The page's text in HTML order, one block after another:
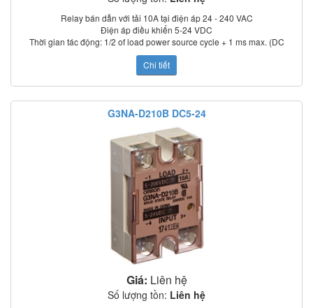
Relay bán dẫn với tải 10A tại điện áp 24 - 240 VAC
Điện áp điều khiển 5-24 VDC
Thời gian tác động: 1/2 of load power source cycle + 1 ms max. (DC
input); 3/2 of load power source cycle + 1 ms max. (AC input)
Dòng rò: 5 mA max. (at 100 VAC); 0 mA max. (at 200 VAC)
Điện trở cách điện: 100 MΩ min. (at 500 VDC)
Nhiệt độ làm việc: –30°C to 80°C
Chỉ thị trạng thái: LED
Có nắp che bảo vệ
Tiêu chuẩn: UL, CSA, TUV (model –UTU)
Chi tiết
G3NA-D210B DC5-24
Giá: Liên hệ
Số lượng tồn: Liên hệ